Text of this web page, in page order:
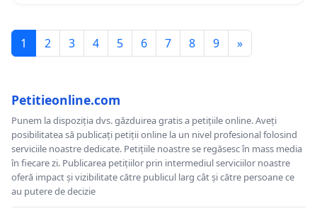
1 2 3 4 5 6 7 8 9 »
Petitieonline.com
Punem la dispoziția dvs. găzduirea gratis a petițiile online. Aveți
posibilitatea să publicați petiții online la un nivel profesional folosind
serviciile noastre dedicate. Petițiile noastre se regăsesc în mass media
în fiecare zi. Publicarea petițiilor prin intermediul serviciilor noastre
oferă impact și vizibilitate către publicul larg cât și către persoane ce
au putere de decizie